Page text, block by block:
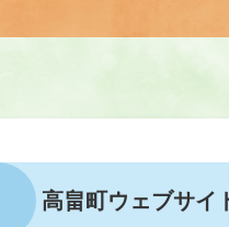
高畠町ウェブサイ